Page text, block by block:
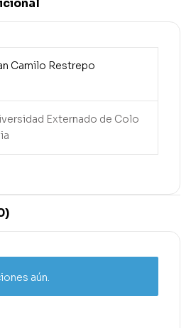
Camilo Restrepo
Externado de Colo
aún.